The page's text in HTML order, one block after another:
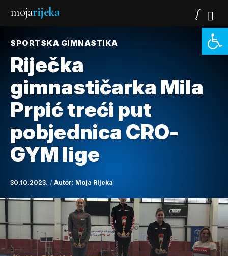
mojarijeka
SPORTSKA GIMNASTIKA
Riječka
gimnastičarka Mila
Prpić treći put
pobjednica CRO-
GYM lige
30.10.2023. Autor: Moja Rijeka